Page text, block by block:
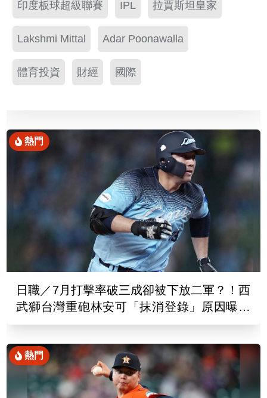
印度板球超級聯賽 IPL 拉賈斯坦皇家
Lakshmi Mittal Adar Poonawalla
體育投資 財經 國際
熱門
日職／7月打擊率破三成卻被下放二軍？！西
武獅台灣重砲林安可「抹消登錄」原因曝光
了
熱門